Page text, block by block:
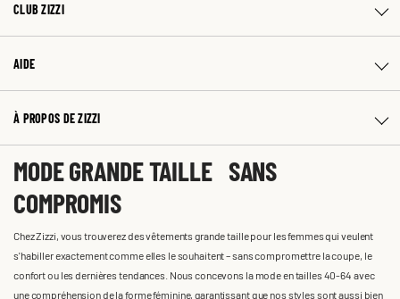
CLUB ZIZZI
AIDE
À PROPOS DE ZIZZI
MODE GRANDE TAILLE SANS
COMPROMIS
Chez Zizzi, vous trouverez des vêtements grande taille pour les femmes qui veulent
s'habiller exactement comme elles le souhaitent – sans compromettre la coupe, le
confort ou les dernières tendances. Nous concevons la mode en tailles 40-64 avec
une compréhension de la forme féminine, garantissant que nos styles sont aussi bien